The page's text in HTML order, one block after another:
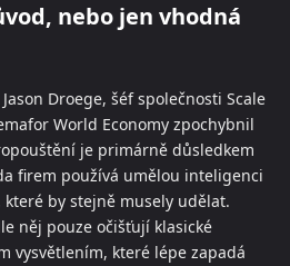
nebo jen vhodná
Droege, šéf společnosti Scale
World Economy zpochybnil
je primárně důsledkem
firem používá umělou inteligenci
by stejně musely udělat.
něj pouze očišťují klasické
vysvětlením, které lépe zapadá